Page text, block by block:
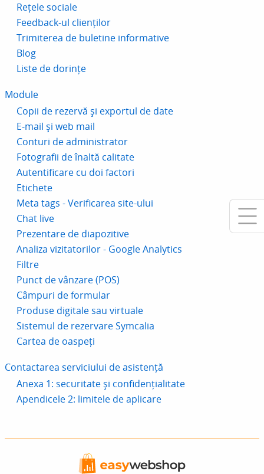
Rețele sociale
Feedback-ul clienților
Trimiterea de buletine informative
Blog
Liste de dorințe
Module
Copii de rezervă și exportul de date
E-mail și web mail
Conturi de administrator
Fotografii de înaltă calitate
Autentificare cu doi factori
Etichete
Meta tags - Verificarea site-ului
Chat live
Prezentare de diapozitive
Analiza vizitatorilor - Google Analytics
Filtre
Punct de vânzare (POS)
Câmpuri de formular
Produse digitale sau virtuale
Sistemul de rezervare Symcalia
Cartea de oaspeți
Contactarea serviciului de asistență
Anexa 1: securitate și confidențialitate
Apendicele 2: limitele de aplicare